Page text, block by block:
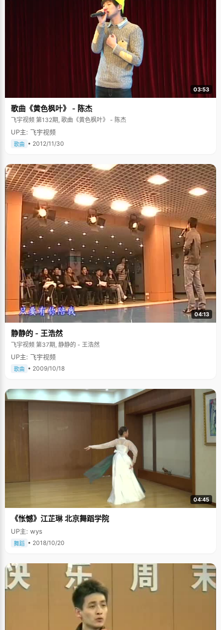
03:53
歌曲《黄色枫叶》 - 陈杰
飞宇视频 第132期, 歌曲《黄色枫叶》 - 陈杰
UP主: 飞宇视频
歌曲 • 2012/11/30
04:13
静静的 - 王浩然
飞宇视频 第37期, 静静的 - 王浩然
UP主: 飞宇视频
歌曲 • 2009/10/18
04:45
《怅憾》江芷琳 北京舞蹈学院
UP主: wys
舞蹈 • 2018/10/20